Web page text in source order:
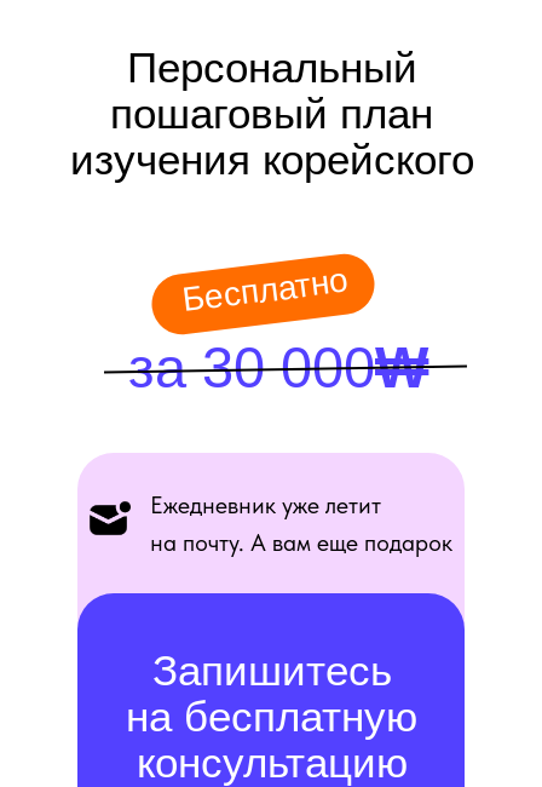
Персональный
пошаговый план
изучения корейского
Ежедневник уже летит
на почту. А вам еще подарок
за 30 000₩
Бесплатно
Запишитесь
на бесплатную
консультацию